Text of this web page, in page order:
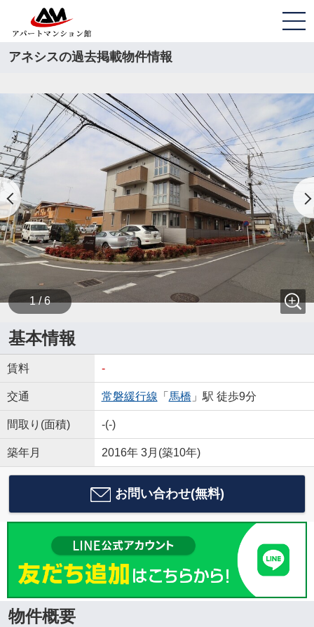
アネシスの過去掲載物件情報
1 / 6
基本情報
賃料 -
交通 常磐緩行線 「 馬橋 」駅 徒歩9分
間取り(面積) -(-)
築年月 2016年 3月(築10年)
お問い合わせ(無料)
物件概要